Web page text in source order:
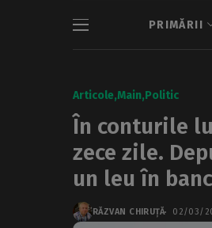
PRIMĂRII
Articole Main Politic
În conturile
zece zile.
un leu în
RĂZVAN CHIRUȚĂ 02/03/